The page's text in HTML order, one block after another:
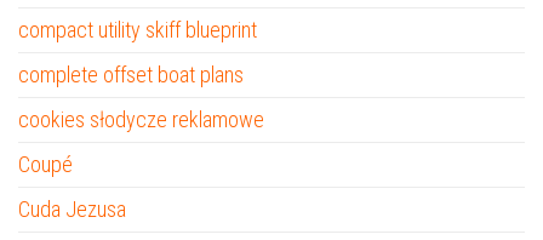
compact utility skiff blueprint
complete offset boat plans
cookies słodycze reklamowe
Coupé
Cuda Jezusa